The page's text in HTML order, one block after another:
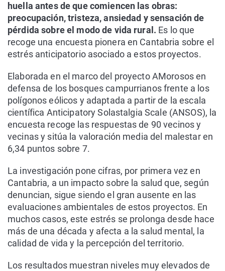
huella antes de que comiencen las obras:
preocupación, tristeza, ansiedad y sensación de
pérdida sobre el modo de vida rural. Es lo que
recoge una encuesta pionera en Cantabria sobre el
estrés anticipatorio asociado a estos proyectos.
Elaborada en el marco del proyecto AMorosos en
defensa de los bosques campurrianos frente a los
polígonos eólicos y adaptada a partir de la escala
científica Anticipatory Solastalgia Scale (ANSOS), la
encuesta recoge las respuestas de 90 vecinos y
vecinas y sitúa la valoración media del malestar en
6,34 puntos sobre 7.
La investigación pone cifras, por primera vez en
Cantabria, a un impacto sobre la salud que, según
denuncian, sigue siendo el gran ausente en las
evaluaciones ambientales de estos proyectos. En
muchos casos, este estrés se prolonga desde hace
más de una década y afecta a la salud mental, la
calidad de vida y la percepción del territorio.
Los resultados muestran niveles muy elevados de